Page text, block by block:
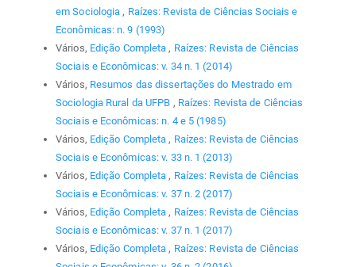
em Sociologia, Raízes: Revista de Ciências Sociais e
Econômicas: n. 9 (1993)
Vários, Edição Completa, Raízes: Revista de Ciências
Sociais e Econômicas: v. 34 n. 1 (2014)
Vários, Resumos das dissertações do Mestrado em
Sociologia Rural da UFPB , Raízes: Revista de Ciências
Sociais e Econômicas: n. 4 e 5 (1985)
Vários, Edição Completa, Raízes: Revista de Ciências
Sociais e Econômicas: v. 33 n. 1 (2013)
Vários, Edição Completa, Raízes: Revista de Ciências
Sociais e Econômicas: v. 37 n. 2 (2017)
Vários, Edição Completa, Raízes: Revista de Ciências
Sociais e Econômicas: v. 37 n. 1 (2017)
Vários, Edição Completa, Raízes: Revista de Ciências